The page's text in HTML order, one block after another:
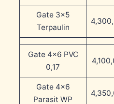
Gate 3×5
Terpaulin
Gate 4×6 PVC
0,17
Gate 4×6
Parasit WP